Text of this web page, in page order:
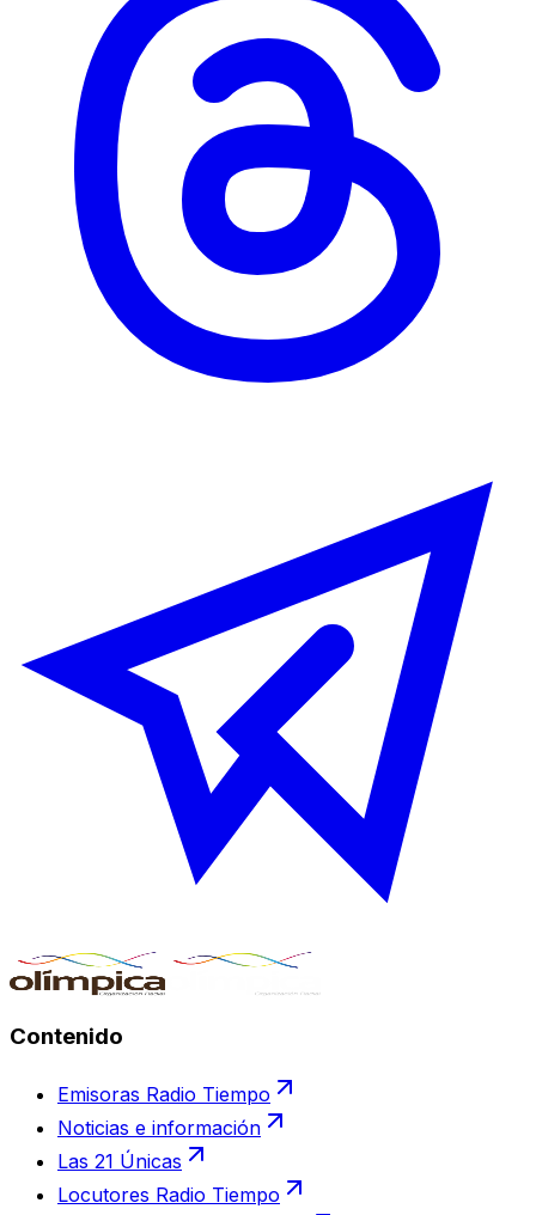
Contenido
Emisoras Radio Tiempo
Noticias e información
Las 21 Únicas
Locutores Radio Tiempo